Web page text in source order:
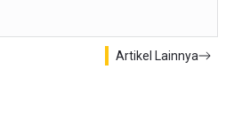
Artikel Lainnya